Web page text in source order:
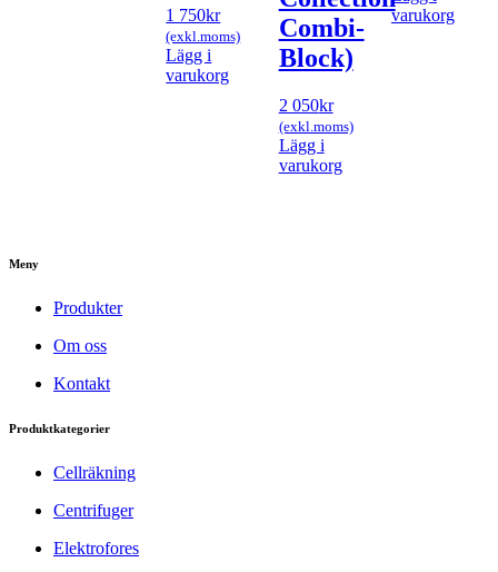
1 750kr
(exkl.moms)
Lägg i
varukorg
Combi-
Block)
2 050kr
(exkl.moms)
Lägg i
varukorg
varukorg
Meny
Produkter
Om oss
Kontakt
Produktkategorier
Cellräkning
Centrifuger
Elektrofores